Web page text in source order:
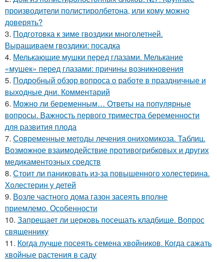
производители полистиролбетона, или кому можно
доверять?
3. Подготовка к зиме гвоздики многолетней.
Выращиваем гвоздики: посадка
4. Мелькающие мушки перед глазами. Мелькание
«мушек» перед глазами: причины возникновения
5. Подробный обзор вопроса о работе в праздничные и
выходные дни. Комментарий
6. Можно ли беременным… Ответы на популярные
вопросы. Важность первого триместра беременности
для развития плода
7. Современные методы лечения онихомикоза. Таблиц.
Возможное взаимодействие противогрибковых и других
медикаментозных средств
8. Стоит ли паниковать из-за повышенного холестерина.
Холестерин у детей
9. Возле частного дома газон засеять вполне
приемлемо. Особенности
10. Запрещает ли церковь посещать кладбище. Вопрос
священнику
11. Когда лучше посеять семена хвойников. Когда сажать
хвойные растения в саду